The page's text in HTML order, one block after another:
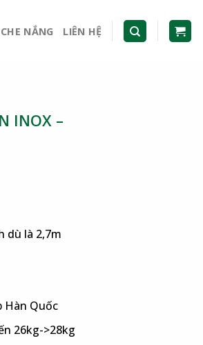
NẮNG LIÊN HỆ
INOX –
dù là 2,7m
Hàn Quốc
26kg->28kg